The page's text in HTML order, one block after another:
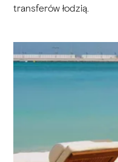
transferów łodzią.